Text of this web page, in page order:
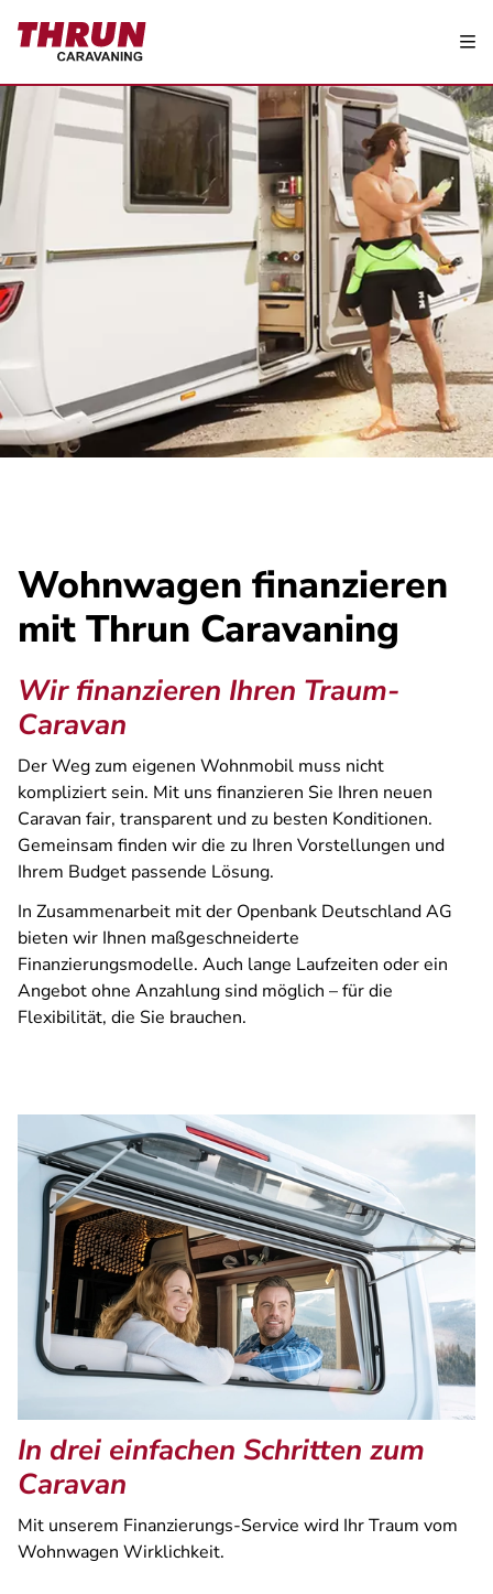
Wohnwagen finanzieren
mit Thrun Caravaning
Wir finanzieren Ihren Traum-
Caravan
Der Weg zum eigenen Wohnmobil muss nicht
kompliziert sein. Mit uns finanzieren Sie Ihren neuen
Caravan fair, transparent und zu besten Konditionen.
Gemeinsam finden wir die zu Ihren Vorstellungen und
Ihrem Budget passende Lösung.
In Zusammenarbeit mit der Openbank Deutschland AG
bieten wir Ihnen maßgeschneiderte
Finanzierungsmodelle. Auch lange Laufzeiten oder ein
Angebot ohne Anzahlung sind möglich – für die
Flexibilität, die Sie brauchen.
In drei einfachen Schritten zum
Caravan
Mit unserem Finanzierungs-Service wird Ihr Traum vom
Wohnwagen Wirklichkeit.